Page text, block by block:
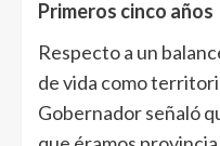
Primeros cinco años
Respecto a un
de vida como
Gobernador señaló